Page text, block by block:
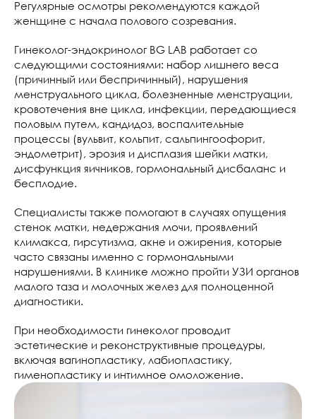
Регулярные осмотры рекомендуются каждой
женщине с начала полового созревания.
Гинеколог-эндокринолог BG LAB работает со
следующими состояниями: набор лишнего веса
(причинный или беспричинный), нарушения
менструального цикла, болезненные менструации,
кровотечения вне цикла, инфекции, передающиеся
половым путем, кандидоз, воспалительные
процессы (вульвит, кольпит, сальпингоофорит,
эндометрит), эрозия и дисплазия шейки матки,
дисфункция яичников, гормональный дисбаланс и
бесплодие.
Специалисты также помогают в случаях опущения
стенок матки, недержания мочи, проявлений
климакса, гирсутизма, акне и ожирения, которые
часто связаны именно с гормональными
нарушениями. В клинике можно пройти УЗИ органов
малого таза и молочных желез для полноценной
диагностики.
При необходимости гинеколог проводит
эстетические и реконструктивные процедуры,
включая вагинопластику, лабиопластику,
гименопластику и интимное омоложение.